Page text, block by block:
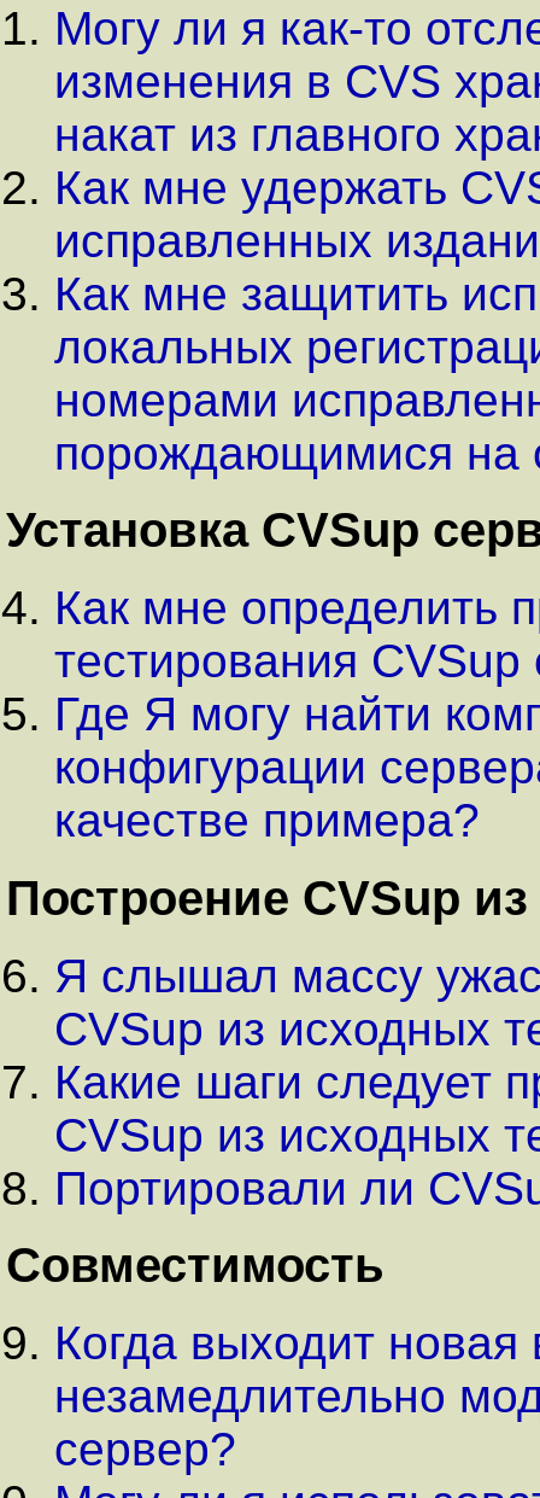
Могу ли я как-то
изменения в CVS
накат из главного
Как мне удержать
исправленных
Как мне защитить
локальных
номерами
порождающимися на
Установка CVSup
Как мне определить
тестирования CVSup
Где Я могу найти
конфигурации
качестве примера?
Построение CVSup
Я слышал массу
CVSup из исходных
Какие шаги следует
CVSup из исходных
Портировали ли
Совместимость
Когда выходит
незамедлительно
сервер?